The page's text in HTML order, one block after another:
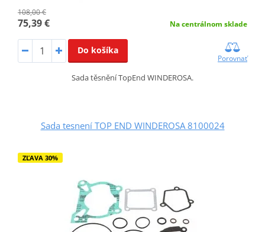
108,00 €
75,39 € Na centrálnom sklade
Do košíka
Porovnať
Sada těsnění TopEnd WINDEROSA.
Sada tesnení TOP END WINDEROSA 8100024
ZĽAVA 30%